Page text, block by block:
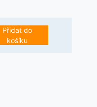
Přidat do
košíku